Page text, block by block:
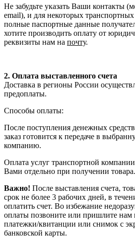
Не забудьте указать Ваши контакты
email), и для некоторых
полные паспортные данные
хотите производить оплату от
реквизиты нам на почту.
2. Оплата выставленного счета
Доставка в регионы России
предоплаты.
Способы оплаты:
После поступления денежных
заказ готовится к передаче в
компанию.
Оплата услуг транспортной
Вами отдельно при получении товара.
Важно! После выставления счета,
срок не более 3 рабочих дней, в
оплатить счет. Во избежание
оплаты позвоните или пришлите нам
платежки/квитанции или снимок с
банковской карты.